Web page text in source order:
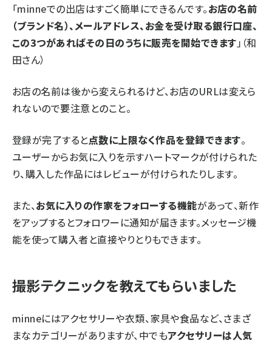
「minneでの出店はすごく簡単にできるんです。お店の名前
（ブランド名）、メールアドレス、お金を受け取る銀行口座、
この3つがあればその日のうちに販売を開始できます 」（和
田さん）
お店の名前は後から変えられるけど、お店のURLは変えら
れないので要注意とのこと。
登録が完了すると点数に上限なく作品を登録できます。
ユーザーからお気に入りを示すハートマークが付けられた
り、購入した作品にはレビューが付けられたりします。
また、お気に入りの作家をフォローする機能があって、新作
をアップするとフォロワーに通知が届きます。メッセージ機
能を使って購入者と直接やりとりもできます。
撮影テクニックを教えてもらいました
minneにはアクセサリーや衣類、家具や食品など、さまざ
まなカテゴリーがありますが、中でもアクセサリーは人気